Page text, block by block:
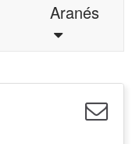
Aranés